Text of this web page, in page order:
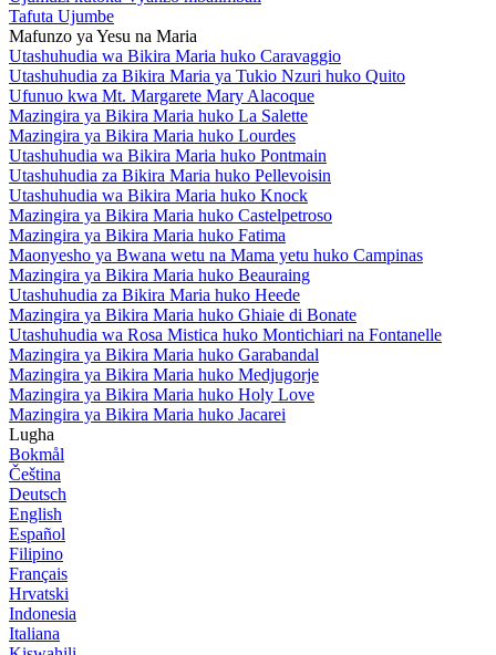
Tafuta Ujumbe
Mafunzo ya Yesu na Maria
Utashuhudia wa Bikira Maria huko Caravaggio
Utashuhudia za Bikira Maria ya Tukio Nzuri huko Quito
Ufunuo kwa Mt. Margarete Mary Alacoque
Mazingira ya Bikira Maria huko La Salette
Mazingira ya Bikira Maria huko Lourdes
Utashuhudia wa Bikira Maria huko Pontmain
Utashuhudia za Bikira Maria huko Pellevoisin
Utashuhudia wa Bikira Maria huko Knock
Mazingira ya Bikira Maria huko Castelpetroso
Mazingira ya Bikira Maria huko Fatima
Maonyesho ya Bwana wetu na Mama yetu huko Campinas
Mazingira ya Bikira Maria huko Beauraing
Utashuhudia za Bikira Maria huko Heede
Mazingira ya Bikira Maria huko Ghiaie di Bonate
Utashuhudia wa Rosa Mistica huko Montichiari na Fontanelle
Mazingira ya Bikira Maria huko Garabandal
Mazingira ya Bikira Maria huko Medjugorje
Mazingira ya Bikira Maria huko Holy Love
Mazingira ya Bikira Maria huko Jacarei
Lugha
Bokmål
Čeština
Deutsch
English
Español
Filipino
Français
Hrvatski
Indonesia
Italiana